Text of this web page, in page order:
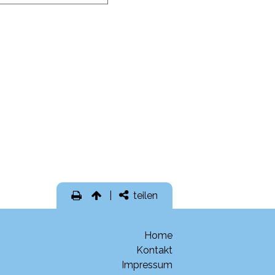
teilen
Home
Kontakt
Impressum